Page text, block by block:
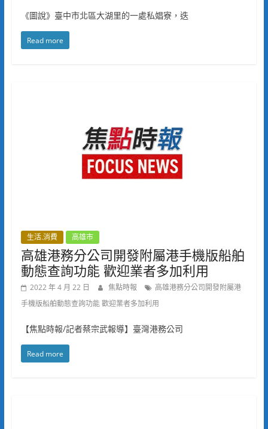
《圖說》臺中市北區大湖里的一處私娼寮，迭
Read more
生活.消費 高雄市
高雄港務分公司開發附屬港手機版船舶
動態查詢功能 歡迎業者多加利用
2022 年 4 月 22 日 焦點時報
高雄港務分公司開發附屬港
手機版船舶動態查詢功能 歡迎業者多加利用
【焦點時報/記者蔡宗武報導】臺灣港務公司
Read more